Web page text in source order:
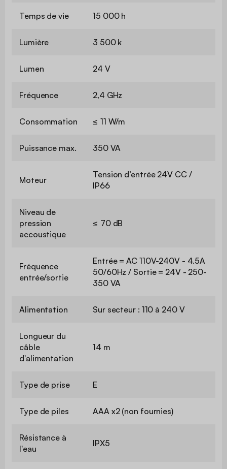
Temps de vie 15 000 h
Lumière 3 500 k
Lumen 24 V
Fréquence 2,4 GHz
Consommation ≤ 11 W/m
Puissance max. 350 VA
Moteur
Tension d’entrée 24V CC /
IP66
Niveau de
pression
accoustique
≤ 70 dB
Fréquence
entrée/sortie
Entrée = AC 110V-240V - 4.5A
50/60Hz / Sortie = 24V - 250-
350 VA
Alimentation Sur secteur : 110 à 240 V
Longueur du
câble
d'alimentation
14 m
Type de prise E
Type de piles AAA x2 (non fournies)
Résistance à
l'eau
IPX5